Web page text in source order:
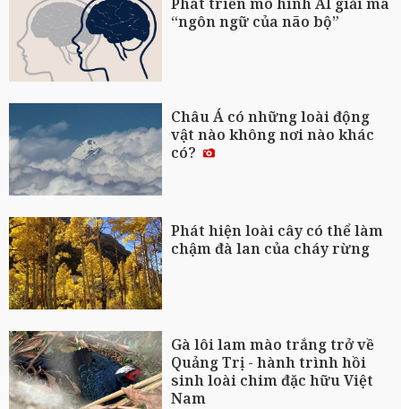
“ngôn ngữ của não bộ”
Châu Á có những loài động
vật nào không nơi nào khác
có?
Phát hiện loài cây có thể làm
chậm đà lan của cháy rừng
Gà lôi lam mào trắng trở về
Quảng Trị - hành trình hồi
sinh loài chim đặc hữu Việt
Nam